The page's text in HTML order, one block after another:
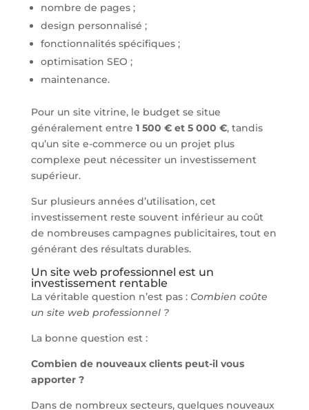
nombre de pages ;
design personnalisé ;
fonctionnalités spécifiques ;
optimisation SEO ;
maintenance.
Pour un site vitrine, le budget se situe
généralement entre 1 500 € et 5 000 €, tandis
qu’un site e-commerce ou un projet plus
complexe peut nécessiter un investissement
supérieur.
Sur plusieurs années d’utilisation, cet
investissement reste souvent inférieur au coût
de nombreuses campagnes publicitaires, tout en
générant des résultats durables.
Un site web professionnel est un
investissement rentable
La véritable question n’est pas : Combien coûte
un site web professionnel ?
La bonne question est :
Combien de nouveaux clients peut-il vous
apporter ?
Dans de nombreux secteurs, quelques nouveaux